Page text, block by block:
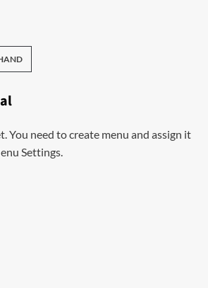
You need to create menu and assign it
Settings.